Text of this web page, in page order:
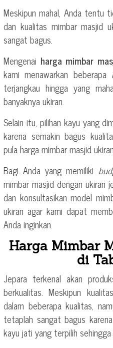
Meskipun mahal, Anda tentu
dan kualitas mimbar masjid
sangat bagus.
Mengenai harga mimbar
kami menawarkan beberapa
terjangkau hingga yang
banyaknya ukiran.
Selain itu, pilihan kayu yang
karena semakin bagus
pula harga mimbar masjid
Bagi Anda yang memiliki
mimbar masjid dengan ukiran
dan konsultasikan model
ukiran agar kami dapat
Anda inginkan.
Harga Mimbar
di
Jepara terkenal akan
berkualitas. Meskipun
dalam beberapa kualitas,
tetaplah sangat bagus
kayu jati yang terpilih